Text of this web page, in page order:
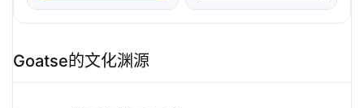
Goatse的文化渊源